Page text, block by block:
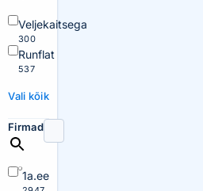
Veljekaitsega
300
Runflat
537
Vali kõik
Firmad
1a.ee